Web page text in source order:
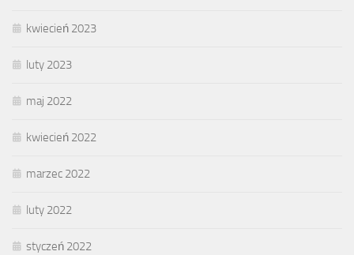
kwiecień 2023
luty 2023
maj 2022
kwiecień 2022
marzec 2022
luty 2022
styczeń 2022